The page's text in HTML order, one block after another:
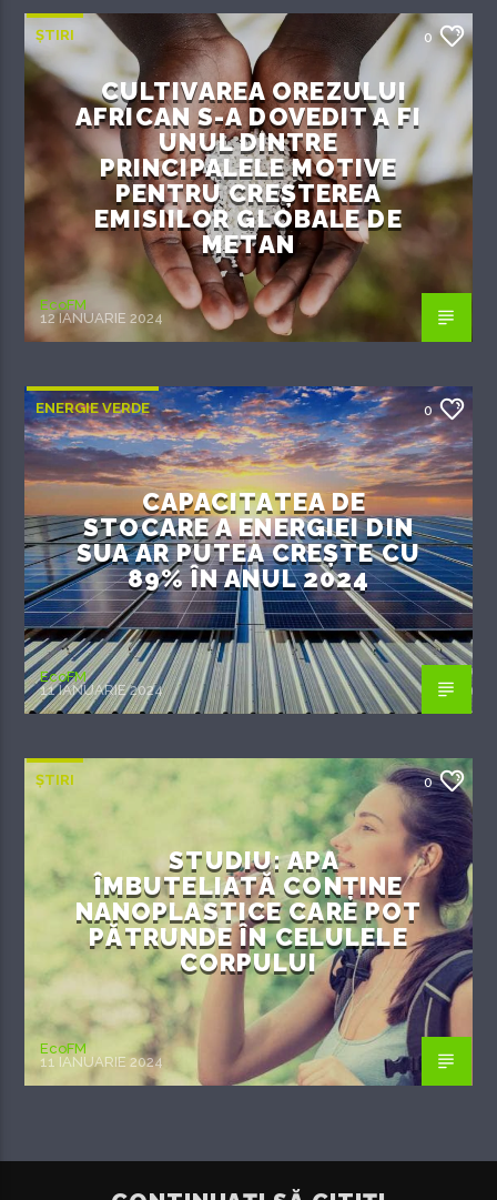
ȘTIRI 0
CULTIVAREA OREZULUI
AFRICAN S-A DOVEDIT A FI
UNUL DINTRE
PRINCIPALELE MOTIVE
PENTRU CREȘTEREA
EMISIILOR GLOBALE DE
METAN
EcoFM
12 IANUARIE 2024
ENERGIE VERDE 0
CAPACITATEA DE
STOCARE A ENERGIEI DIN
SUA AR PUTEA CREȘTE CU
89% ÎN ANUL 2024
EcoFM
11 IANUARIE 2024
ȘTIRI 0
STUDIU: APA
ÎMBUTELIATĂ CONȚINE
NANOPLASTICE CARE POT
PĂTRUNDE ÎN CELULELE
CORPULUI
EcoFM
11 IANUARIE 2024